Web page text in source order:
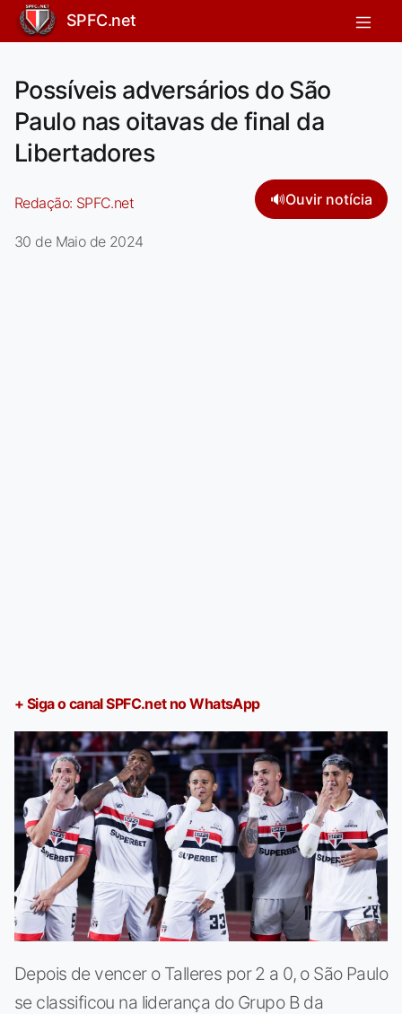
SPFC.net
Possíveis adversários do São
Paulo nas oitavas de final da
Libertadores
Redação: SPFC.net 🔊Ouvir notícia
30 de Maio de 2024
+ Siga o canal SPFC.net no WhatsApp
Depois de vencer o Talleres por 2 a 0, o São Paulo
se classificou na liderança do Grupo B da